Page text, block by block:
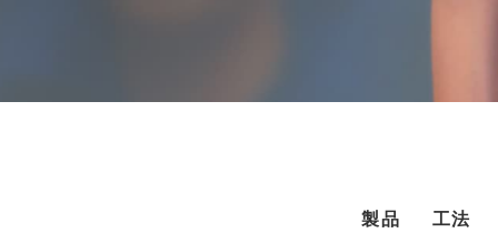
製品 工法